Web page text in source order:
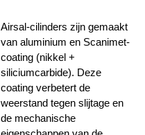
Airsal-cilinders zijn gemaakt
van aluminium en Scanimet-
coating (nikkel +
siliciumcarbide). Deze
coating verbetert de
weerstand tegen slijtage en
de mechanische